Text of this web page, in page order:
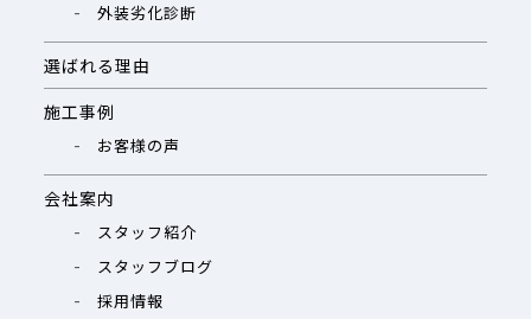
外装劣化診断
選ばれる理由
施工事例
お客様の声
会社案内
スタッフ紹介
スタッフブログ
採用情報